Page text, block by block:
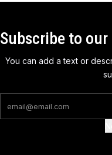
Subscribe to
You can add a text or